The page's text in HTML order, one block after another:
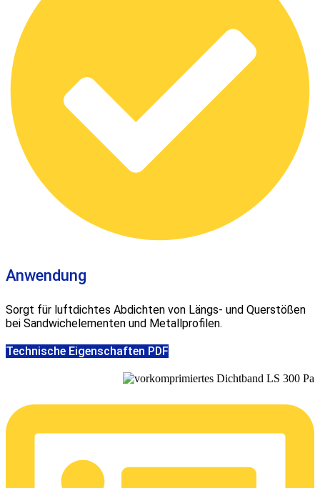
Anwendung
Sorgt für luftdichtes Abdichten von Längs- und Querstößen
bei Sandwichelementen und Metallprofilen.
Technische Eigenschaften PDF